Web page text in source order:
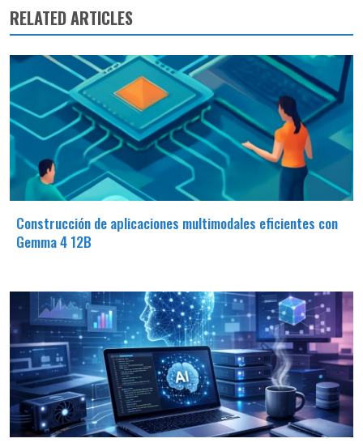
RELATED ARTICLES
Construcción de aplicaciones multimodales eficientes con
Gemma 4 12B